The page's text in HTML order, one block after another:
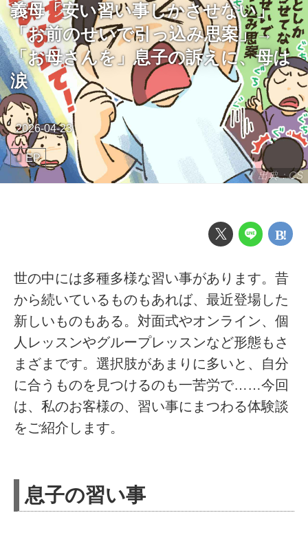
出典：CS
義母「安い習い事しかさせない」
「お前のせいで引っ込み思案」→
「お母さんを」息子の訴えに、母は
涙
2026-04-23
EP
世の中には多種多様な習い事があります。昔
から続いているものもあれば、最近登場した
新しいものもある。対面式やオンライン、個
人レッスンやグループレッスンなど形態もさ
まざまです。選択肢があまりに多いと、自分
に合うものを見つけるのも一苦労で……今回
は、私のお客様の、習い事にまつわる体験談
をご紹介します。
息子の習い事